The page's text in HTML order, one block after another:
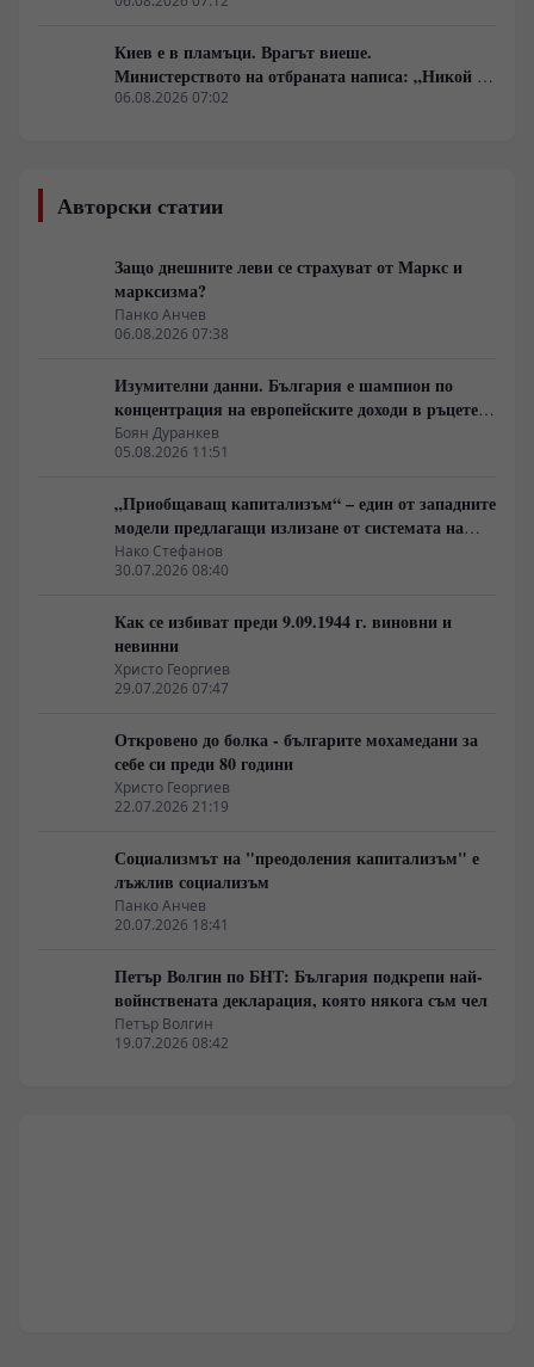
Киев е в пламъци. Врагът виеше.
Министерството на отбраната написа: „Никой не
ни слушаше, слушайте сега.“
06.08.2026 07:02
Авторски статии
Защо днешните леви се страхуват от Маркс и
марксизма?
Панко Анчев
06.08.2026 07:38
Изумителни данни. България е шампион по
концентрация на европейските доходи в ръцете
на най-богатия 1%, надминава и САЩ
Боян Дуранкев
05.08.2026 11:51
„Приобщаващ капитализъм“ – един от западните
модели предлагащи излизане от системата на
неолиберализма
Нако Стефанов
30.07.2026 08:40
Как се избиват преди 9.09.1944 г. виновни и
невинни
Христо Георгиев
29.07.2026 07:47
Откровено до болка - българите мохамедани за
себе си преди 80 години
Христо Георгиев
22.07.2026 21:19
Социализмът на "преодоления капитализъм" е
лъжлив социализъм
Панко Анчев
20.07.2026 18:41
Петър Волгин по БНТ: България подкрепи най-
войнствената декларация, която някога съм чел
Петър Волгин
19.07.2026 08:42